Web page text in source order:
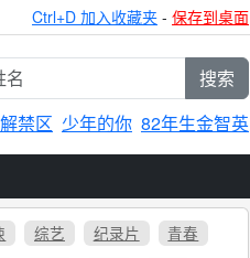
Ctrl+D 加入收藏夹 - 保存到桌面
搜索
禁区 少年的你 82年生金智英
综艺 纪录片
青春